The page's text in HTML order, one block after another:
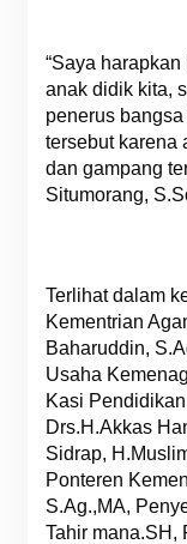
“Saya
anak didik kita,
penerus
tersebut karena
dan gampang
Situmorang,
Terlihat dalam
Kementrian
Baharuddin,
Usaha
Kasi
Drs.H.Akkas
Sidrap,
Ponteren
S.Ag.,MA,
Tahir mana.SH,